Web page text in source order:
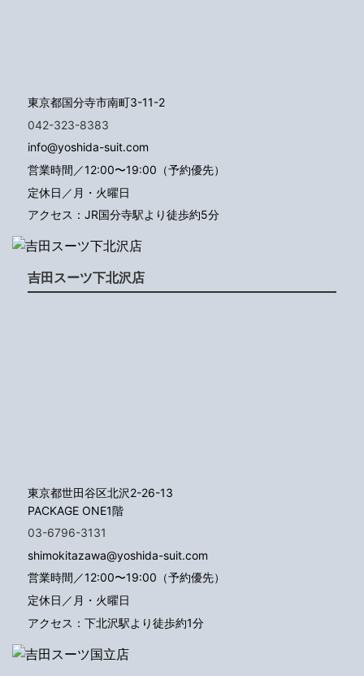
東京都国分寺市南町3-11-2
042-323-8383
info@yoshida-suit.com
営業時間／12:00〜19:00（予約優先）
定休日／月・火曜日
アクセス：JR国分寺駅より徒歩約5分
吉田スーツ下北沢店
東京都世田谷区北沢2-26-13
PACKAGE ONE1階
03-6796-3131
shimokitazawa@yoshida-suit.com
営業時間／12:00〜19:00（予約優先）
定休日／月・火曜日
アクセス：下北沢駅より徒歩約1分